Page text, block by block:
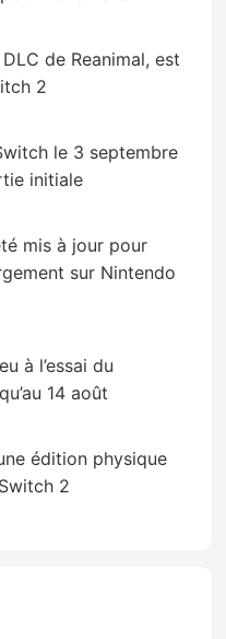
de Reanimal, est
2
le 3 septembre
initiale
mis à jour pour
sur Nintendo
à l’essai du
14 août
édition physique
2